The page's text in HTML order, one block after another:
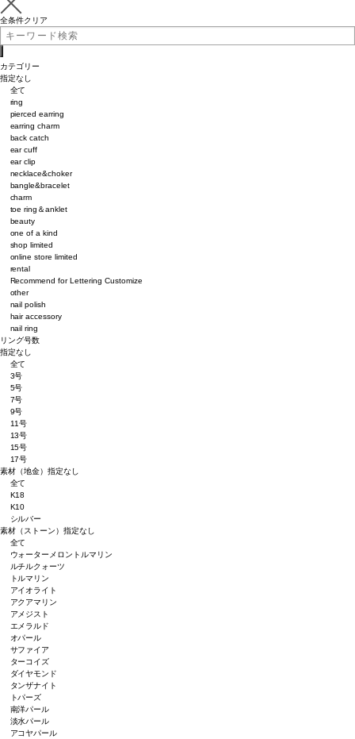
全条件クリア
カテゴリー
指定なし
全て
ring
pierced earring
earring charm
back catch
ear cuff
ear clip
necklace&choker
bangle&bracelet
charm
toe ring＆anklet
beauty
one of a kind
shop limited
online store limited
rental
Recommend for Lettering Customize
other
nail polish
hair accessory
nail ring
リング号数
指定なし
全て
3号
5号
7号
9号
11号
13号
15号
17号
素材（地金） 指定なし
全て
K18
K10
シルバー
素材（ストーン） 指定なし
全て
ウォーターメロントルマリン
ルチルクォーツ
トルマリン
アイオライト
アクアマリン
アメジスト
エメラルド
オパール
サファイア
ターコイズ
ダイヤモンド
タンザナイト
トパーズ
南洋パール
淡水パール
アコヤパール